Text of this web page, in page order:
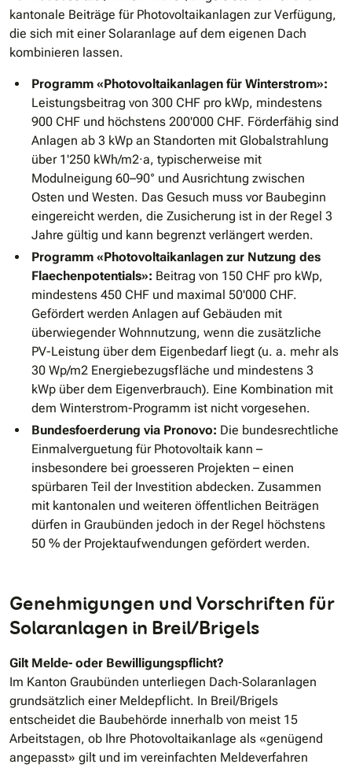
kantonale Beiträge für Photovoltaikanlagen zur Verfügung,
die sich mit einer Solaranlage auf dem eigenen Dach
kombinieren lassen.
Programm «Photovoltaikanlagen für Winterstrom»:
Leistungsbeitrag von 300 CHF pro kWp, mindestens
900 CHF und höchstens 200'000 CHF. Förderfähig sind
Anlagen ab 3 kWp an Standorten mit Globalstrahlung
über 1'250 kWh/m2·a, typischerweise mit
Modulneigung 60–90° und Ausrichtung zwischen
Osten und Westen. Das Gesuch muss vor Baubeginn
eingereicht werden, die Zusicherung ist in der Regel 3
Jahre gültig und kann begrenzt verlängert werden.
Programm «Photovoltaikanlagen zur Nutzung des
Flaechenpotentials»: Beitrag von 150 CHF pro kWp,
mindestens 450 CHF und maximal 50'000 CHF.
Gefördert werden Anlagen auf Gebäuden mit
überwiegender Wohnnutzung, wenn die zusätzliche
PV-Leistung über dem Eigenbedarf liegt (u. a. mehr als
30 Wp/m2 Energiebezugsfläche und mindestens 3
kWp über dem Eigenverbrauch). Eine Kombination mit
dem Winterstrom-Programm ist nicht vorgesehen.
Bundesfoerderung via Pronovo: Die bundesrechtliche
Einmalverguetung für Photovoltaik kann –
insbesondere bei groesseren Projekten – einen
spürbaren Teil der Investition abdecken. Zusammen
mit kantonalen und weiteren öffentlichen Beiträgen
dürfen in Graubünden jedoch in der Regel höchstens
50 % der Projektaufwendungen gefördert werden.
Genehmigungen und Vorschriften für
Solaranlagen in Breil/Brigels
Gilt Melde- oder Bewilligungspflicht?
Im Kanton Graubünden unterliegen Dach‐Solaranlagen
grundsätzlich einer Meldepflicht. In Breil/Brigels
entscheidet die Baubehörde innerhalb von meist 15
Arbeitstagen, ob Ihre Photovoltaikanlage als «genügend
angepasst» gilt und im vereinfachten Meldeverfahren